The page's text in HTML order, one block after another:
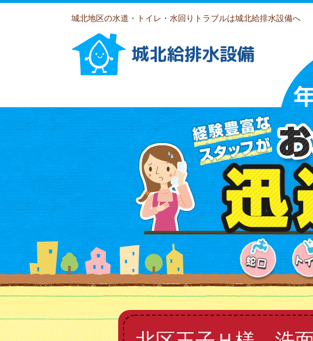
城北地区の水道・トイレ・水回りトラブルは城北給排水設備へ
城北給排水設備